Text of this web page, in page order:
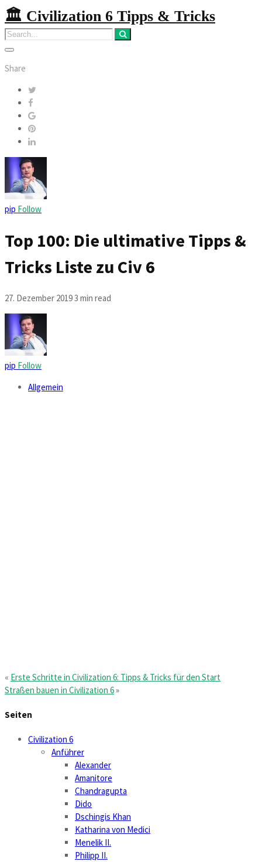
🏛️ Civilization 6 Tipps & Tricks
Share
pip Follow
Top 100: Die ultimative Tipps &
Tricks Liste zu Civ 6
27. Dezember 20193 min read
pip Follow
Allgemein
« Erste Schritte in Civilization 6: Tipps & Tricks für den Start
Straßen bauen in Civilization 6»
Seiten
Civilization 6
Anführer
Alexander
Amanitore
Chandragupta
Dido
Dschingis Khan
Katharina von Medici
Menelik II.
Philipp II.